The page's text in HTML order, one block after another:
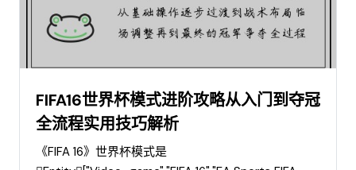
FIFA16世界杯模式进阶攻略从入门到夺冠
全流程实用技巧解析
《FIFA 16》世界杯模式是